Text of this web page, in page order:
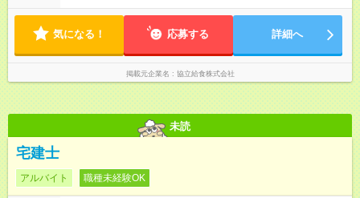
気になる！ 応募する 詳細へ
掲載元企業名 協立給食株式会社
未読
宅建士
アルバイト 職種未経験OK